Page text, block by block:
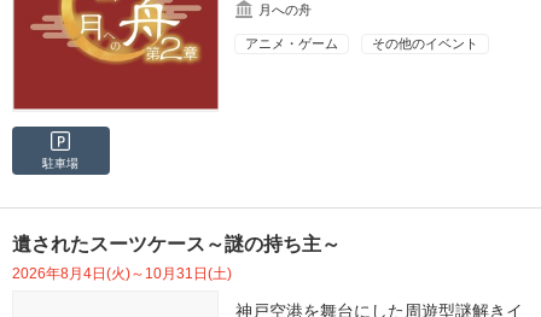
月への舟
アニメ・ゲーム その他のイベント
駐車場
遺されたスーツケース～謎の持ち主～
2026年8月4日(火)～10月31日(土)
神戸空港を舞台にした周遊型謎解きイ